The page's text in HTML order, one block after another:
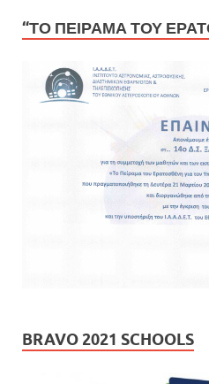
“ΤΟ ΠΕΙΡΑΜΑ ΤΟΥ
BRAVO 2021 SCHOOLS